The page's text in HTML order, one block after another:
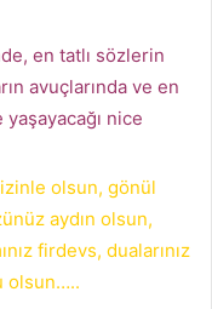
en tatlı sözlerin
avuçlarında ve en
nice
olsun, gönül
aydın olsun,
firdevs, dualarınız
olsun…..